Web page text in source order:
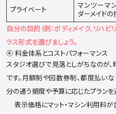
プライベート
マンツーマ
ダーメイド
自分の目的（例：ボディメイク、リハ
ラス形式を選びましょう。
④ 料金体系とコストパフォーマンス
スタジオ選びで見落としがちなのが
です。月額制や回数券制、都度払い
分の通う頻度や予算に応じたプランを
表示価格にマット・マシン利用料